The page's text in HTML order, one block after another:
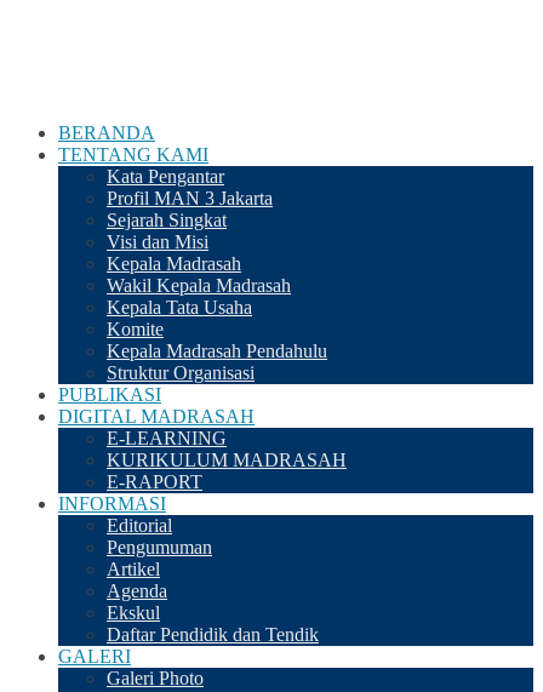
BERANDA
TENTANG KAMI
Kata Pengantar
Profil MAN 3 Jakarta
Sejarah Singkat
Visi dan Misi
Kepala Madrasah
Wakil Kepala Madrasah
Kepala Tata Usaha
Komite
Kepala Madrasah Pendahulu
Struktur Organisasi
PUBLIKASI
DIGITAL MADRASAH
E-LEARNING
KURIKULUM MADRASAH
E-RAPORT
INFORMASI
Editorial
Pengumuman
Artikel
Agenda
Ekskul
Daftar Pendidik dan Tendik
GALERI
Galeri Photo